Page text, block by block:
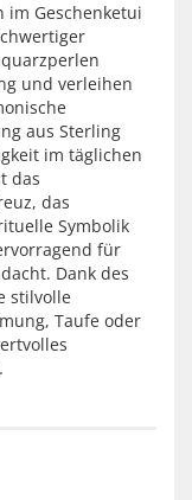
im Geschenketui
und verleihen
aus Sterling
im täglichen
das
das
Symbolik
für
Dank des
stilvolle
Taufe oder